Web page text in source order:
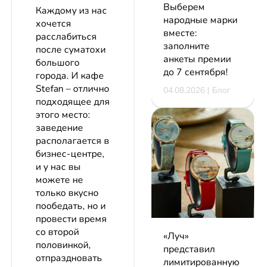
Каждому из нас
хочется
расслабиться
после суматохи
большого
города. И кафе
Stefan – отлично
подходящее для
этого место:
заведение
располагается в
бизнес-центре,
и у нас вы
можете не
только вкусно
пообедать, но и
провести время
со второй
половинкой,
отпраздновать
Выберем
народные марки
вместе:
заполните
анкеты премии
до 7 сентября!
04.08.2026 | Блог
«Луч»
представил
лимитированную